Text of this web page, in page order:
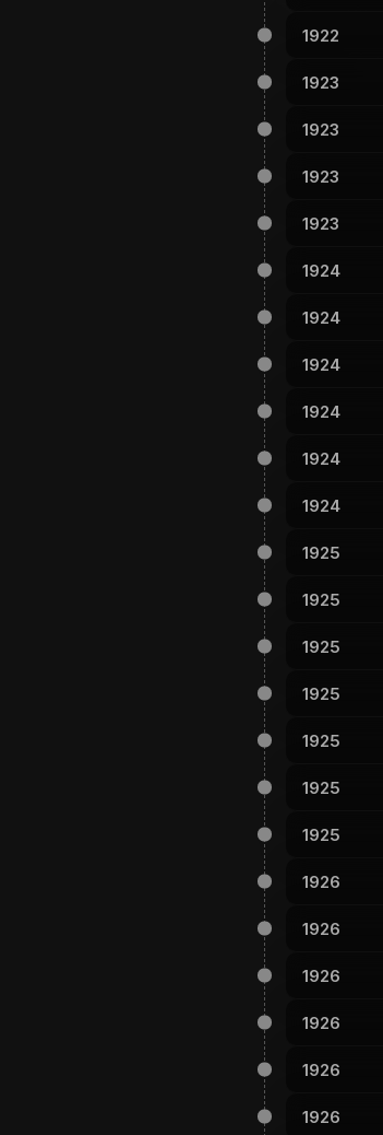
1922
1923
1923
1923
1923
1924
1924
1924
1924
1924
1924
1925
1925
1925
1925
1925
1925
1925
1926
1926
1926
1926
1926
1926